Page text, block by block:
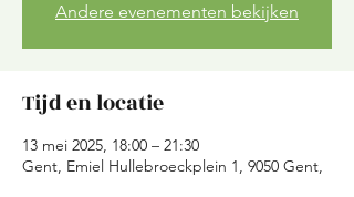
Andere evenementen bekijken
Tijd en locatie
13 mei 2025, 18:00 – 21:30
Gent, Emiel Hullebroeckplein 1, 9050 Gent,